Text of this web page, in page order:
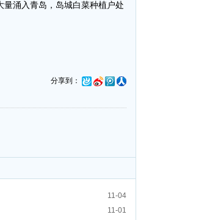
涌入青岛，岛城白菜种植户处
分享到：
11-04
11-01